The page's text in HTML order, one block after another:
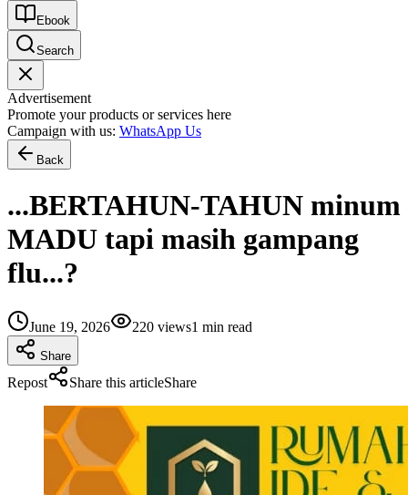
Ebook
Search
Advertisement
Promote your products or services here
Campaign with us: WhatsApp Us
Back
...BERTAHUN-TAHUN minum
MADU tapi masih gampang
flu...?
June 19, 2026 220 views1 min read
Share
Repost Share this articleShare